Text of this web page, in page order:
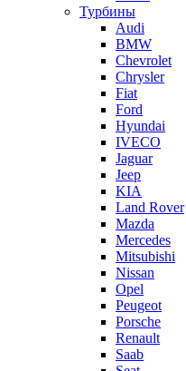
Турбины
Audi
BMW
Chevrolet
Chrysler
Fiat
Ford
Hyundai
IVECO
Jaguar
Jeep
KIA
Land Rover
Mazda
Mercedes
Mitsubishi
Nissan
Opel
Peugeot
Porsche
Renault
Saab